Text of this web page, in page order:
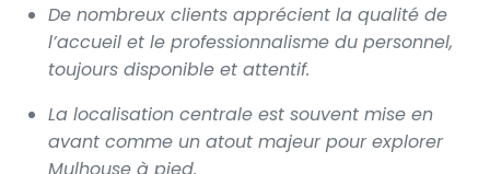
De nombreux clients apprécient la qualité de
l’accueil et le professionnalisme du personnel,
toujours disponible et attentif.
La localisation centrale est souvent mise en
avant comme un atout majeur pour explorer
Mulhouse à pied.